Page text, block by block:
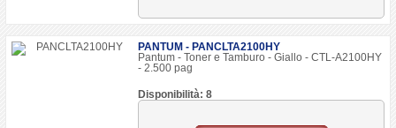
PANTUM - PANCLTA2100HY
Pantum - Toner e Tamburo - Giallo - CTL-A2100HY
- 2.500 pag
Disponibilità: 8